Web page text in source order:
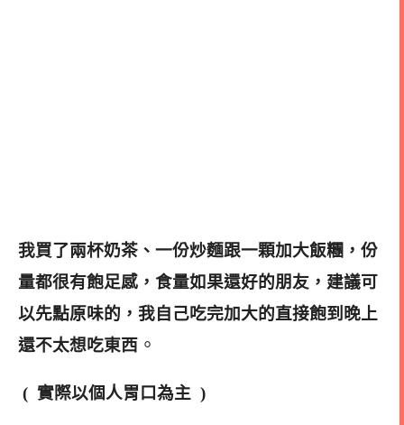
我買了兩杯奶茶、一份炒麵跟一顆加大飯糰，份
量都很有飽足感，食量如果還好的朋友，建議可
以先點原味的，我自己吃完加大的直接飽到晚上
還不太想吃東西 。
( 實際以個人胃口為主 )